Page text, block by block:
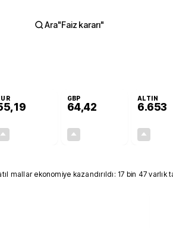
Ara"Faiz kararı"
GBP
64,42
ALTIN
6.653
mallar ekonomiye kazandırıldı: 17 bin 47 varlık